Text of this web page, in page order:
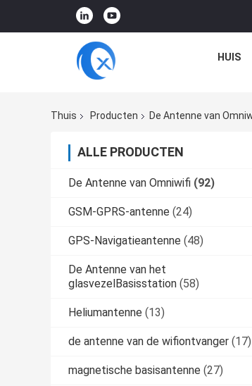
HUIS
Thuis Producten De Antenne van
ALLE PRODUCTEN
De Antenne van Omniwifi (92)
GSM-GPRS-antenne (24)
GPS-Navigatieantenne (48)
De Antenne van het
glasvezelBasisstation (58)
Heliumantenne (13)
de antenne van de wifiontvanger (17)
magnetische basisantenne (27)